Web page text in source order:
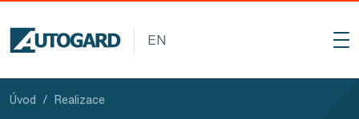
EN
Úvod Realizace